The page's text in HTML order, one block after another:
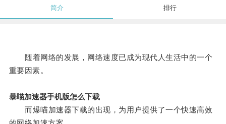
简介 排行
随着网络的发展，网络速度已成为现代人生活中的一个
重要因素。
暴喵加速器手机版怎么下载
而爆喵加速器下载的出现，为用户提供了一个快速高效